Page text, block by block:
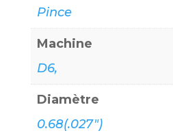
Pince
Machine
D6,
Diamètre
0.68(.027")